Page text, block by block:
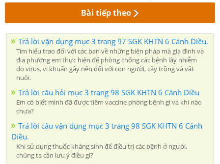
Bài tiếp theo
Trả lời vận dụng mục 3 trang 97 SGK KHTN 6 Cánh Diều.
Tìm hiểu trao đổi với các bạn về những biện pháp mà gia đình và
địa phương em thực hiện để phòng chống các bệnh lây nhiễm
do virus, vi khuẩn gây nên đối với con người, cây trồng và vật
nuôi.
Trả lời câu hỏi mục 3 trang 98 SGK KHTN 6 Cánh Diều
Em có biết mình đã được tiêm vaccine phòng bệnh gì và khi nào
chưa?
Trả lời câu vận dụng mục 3 trang 98 SGK KHTN 6 Cánh
Diều.
Khi sử dụng thuốc kháng sinh để điều trị các bệnh ở người,
chúng ta cần lưu ý điều gì?